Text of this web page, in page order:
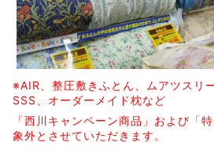
※AIR、整圧敷きふとん、ムアツスリ
SSS、オーダーメイド枕など
「西川キャンペーン商品」 および「
象外とさせていただきます。